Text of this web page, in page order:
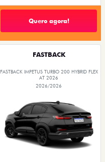
Quero agora!
FASTBACK
FASTBACK IMPETUS TURBO 200 HYBRID FLEX
AT 2026
2026/2026